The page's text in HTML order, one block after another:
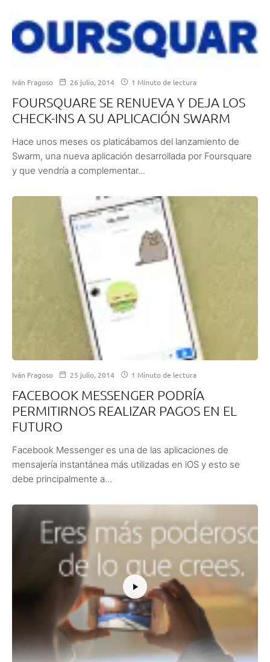
Iván Fragoso 26 julio, 2014 1 Minuto de lectura
FOURSQUARE SE RENUEVA Y DEJA LOS
CHECK-INS A SU APLICACIÓN SWARM
Hace unos meses os platicábamos del lanzamiento de
Swarm, una nueva aplicación desarrollada por Foursquare
y que vendría a complementar...
Iván Fragoso 25 julio, 2014 1 Minuto de lectura
FACEBOOK MESSENGER PODRÍA
PERMITIRNOS REALIZAR PAGOS EN EL
FUTURO
Facebook Messenger es una de las aplicaciones de
mensajería instantánea más utilizadas en iOS y esto se
debe principalmente a...